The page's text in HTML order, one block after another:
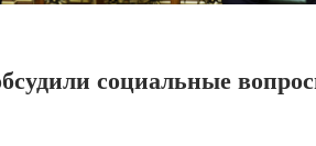
социальные